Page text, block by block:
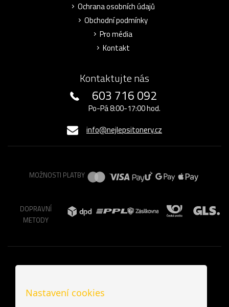
Ochrana osobních údajů
Obchodní podmínky
Pro média
Kontakt
Kontaktujte nás
603 716 092
Po-Pá 8:00-17:00 hod.
info@nejlepsitonery.cz
MOŽNOSTI PLATBY
DOPRAVNÍ
METODY
Nastavení cookies